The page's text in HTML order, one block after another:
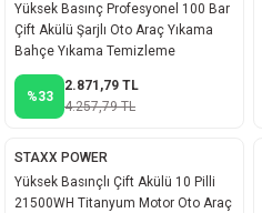
Yüksek Basınç Profesyonel 100 Bar
Çift Akülü Şarjlı Oto Araç Yıkama
Bahçe Yıkama Temizleme
Tabancası
%33
2.871,79 TL
4.257,79 TL
STAXX POWER
Yüksek Basınçlı Çift Akülü 10 Pilli
21500WH Titanyum Motor Oto Araç